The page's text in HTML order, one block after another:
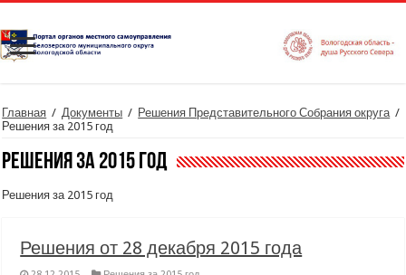
Главная / Документы / Решения Представительного Собрания округа /
Решения за 2015 год
Решения за 2015 год
Решения за 2015 год
Решения от 28 декабря 2015 года